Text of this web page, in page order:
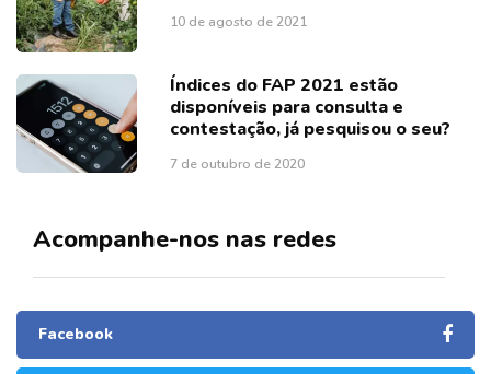
10 de agosto de 2021
Índices do FAP 2021 estão
disponíveis para consulta e
contestação, já pesquisou o seu?
7 de outubro de 2020
Acompanhe-nos nas redes
Facebook